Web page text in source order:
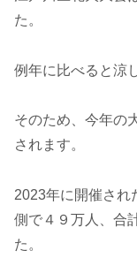
た。
例年に比べると涼
そのため、今年の
されます。
2023年に開催され
側で４９万人、合
た。